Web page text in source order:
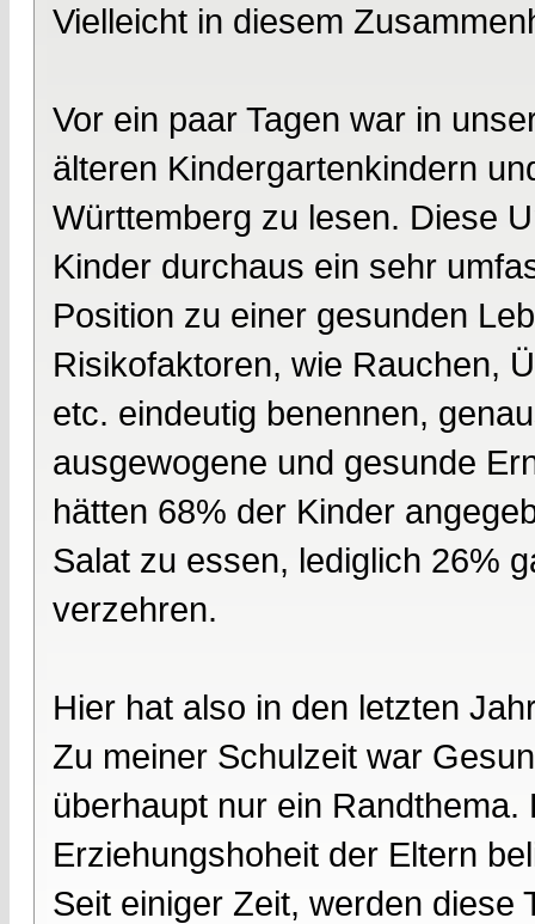
Vielleicht in diesem
Vor ein paar Tagen war in
älteren Kindergartenkindern
Württemberg zu lesen. Diese
Kinder durchaus ein sehr
Position zu einer gesunden
Risikofaktoren, wie Rauchen,
etc. eindeutig benennen,
ausgewogene und gesunde
hätten 68% der Kinder
Salat zu essen, lediglich 26%
verzehren.
Hier hat also in den letzten
Zu meiner Schulzeit war
überhaupt nur ein
Erziehungshoheit der Eltern
Seit einiger Zeit, werden diese